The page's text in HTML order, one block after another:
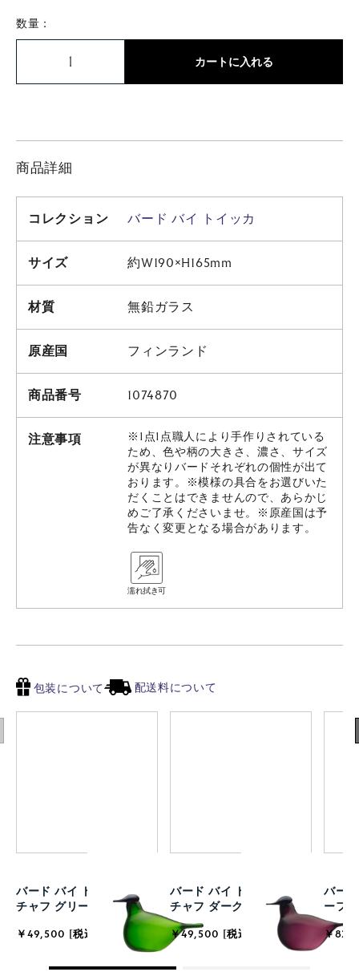
数量：
カートに入れる
商品詳細
コレクション バード バイ トイッカ
サイズ 約W190×H165mm
材質 無鉛ガラス
原産国 フィンランド
商品番号 1074870
注意事項
※1点1点職人により手作りされている
ため、色や柄の大きさ、濃さ、サイズ
が異なりバードそれぞれの個性が出て
おります。※模様の具合をお選びいた
だくことはできませんので、あらかじ
めご了承くださいませ。※原産国は予
告なく変更となる場合があります。
濡れ拭き可
包装について 配送料について
バード バイ トイッカ チフ
チャフ グリーン
￥49,500 [税込]
バード バイ トイッカ チフ
チャフ ダークライラック
￥49,500 [税込]
バー
ーフ
￥